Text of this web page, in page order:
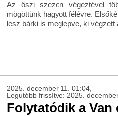
Az őszi szezon végeztével
mögöttünk hagyott félévre.
lesz bárki is meglepve, ki végzett
2025. december 11. 01:04,
Legutóbb frissítve: 2025.
Folytatódik a Van